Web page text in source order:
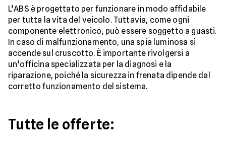
L’ABS è progettato per funzionare in modo affidabile
per tutta la vita del veicolo. Tuttavia, come ogni
componente elettronico, può essere soggetto a guasti.
In caso di malfunzionamento, una spia luminosa si
accende sul cruscotto. È importante rivolgersi a
un’officina specializzata per la diagnosi e la
riparazione, poiché la sicurezza in frenata dipende dal
corretto funzionamento del sistema.
Tutte le offerte: